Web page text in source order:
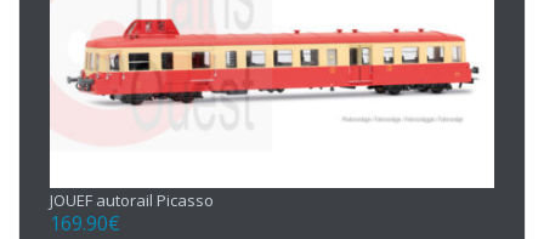
JOUEF autorail Picasso
169.90€